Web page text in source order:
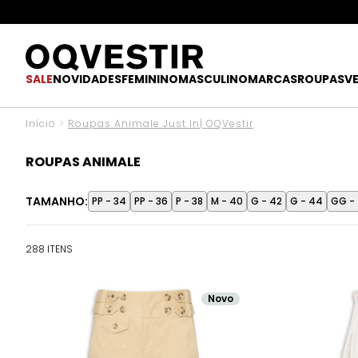
O
SALENOVIDADESFEMININOMASCULINOMARCASROUPAS
Início > Roupas Animale Just In| OQVestir
ROUPAS ANIMALE
TAMANHO: PP - 34 PP - 36 P - 38 M - 40 G - 42 G - 44 GG -
288 ITENS
Novo